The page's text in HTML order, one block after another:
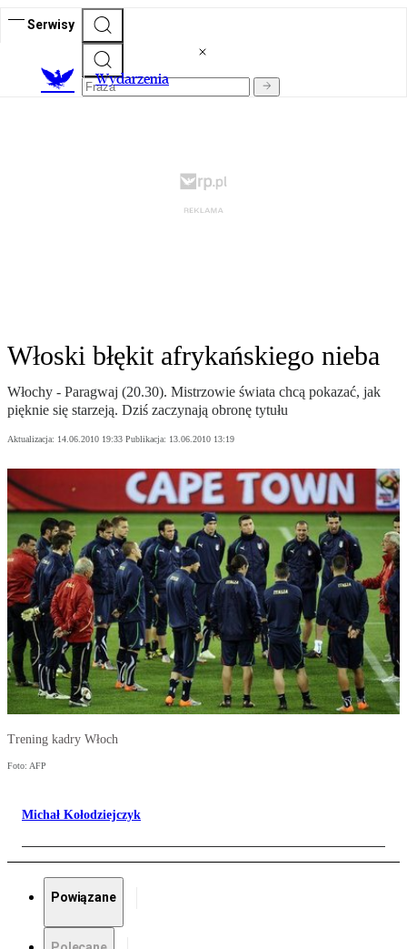
Serwisy
Wydarzenia
Włoski błękit afrykańskiego nieba
Włochy - Paragwaj (20.30). Mistrzowie świata chcą pokazać, jak
pięknie się starzeją. Dziś zaczynają obronę tytułu
Aktualizacja: 14.06.2010 19:33 Publikacja: 13.06.2010 13:19
Trening kadry Włoch
Foto: AFP
Michał Kołodziejczyk
Powiązane